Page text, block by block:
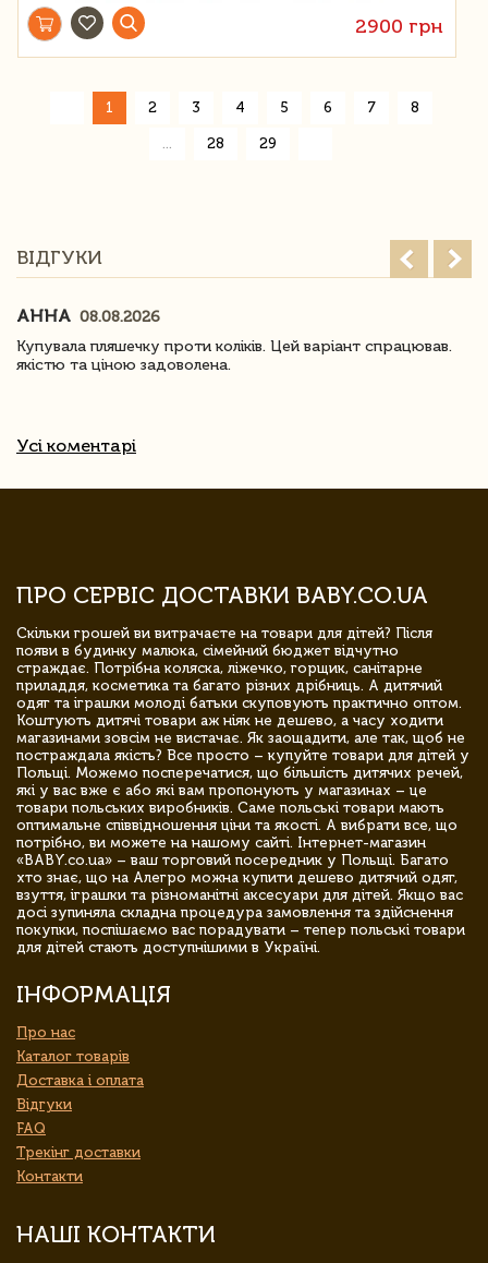
2900 грн
1 2 3 4 5 6 7 8
28 29
ВІДГУКИ
АННА 08.08.2026
Купувала пляшечку проти коліків. Цей варіант спрацював.
якістю та ціною задоволена.
Усі коментарі
ПРО СЕРВІС ДОСТАВКИ BABY.CO.UA
Скільки грошей ви витрачаєте на товари для дітей? Після
появи в будинку малюка, сімейний бюджет відчутно
страждає. Потрібна коляска, ліжечко, горщик, санітарне
приладдя, косметика та багато різних дрібниць. А дитячий
одяг та іграшки молоді батьки скуповують практично оптом.
Коштують дитячі товари аж ніяк не дешево, а часу ходити
магазинами зовсім не вистачає. Як заощадити, але так, щоб не
постраждала якість? Все просто – купуйте товари для дітей у
Польщі. Можемо посперечатися, що більшість дитячих речей,
які у вас вже є або які вам пропонують у магазинах – це
товари польських виробників. Саме польські товари мають
оптимальне співвідношення ціни та якості. А вибрати все, що
потрібно, ви можете на нашому сайті. Інтернет-магазин
«BABY.co.ua» – ваш торговий посередник у Польщі. Багато
хто знає, що на Алегро можна купити дешево дитячий одяг,
взуття, іграшки та різноманітні аксесуари для дітей. Якщо вас
досі зупиняла складна процедура замовлення та здійснення
покупки, поспішаємо вас порадувати – тепер польські товари
для дітей стають доступнішими в Україні.
ІНФОРМАЦІЯ
Про нас
Каталог товарів
Доставка і оплата
Відгуки
FAQ
Трекінг доставки
Контакти
НАШІ КОНТАКТИ